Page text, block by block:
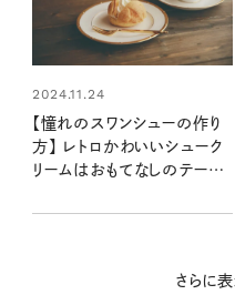
2024.11.24
【憧れのスワンシューの作り
方】 レトロかわいいシューク
リームはおもてなしのテーブ
ノコクさん
さらに